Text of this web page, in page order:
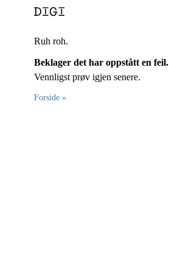
Ruh roh.
Beklager det har oppstått en feil.
Vennligst prøv igjen senere.
Forside »